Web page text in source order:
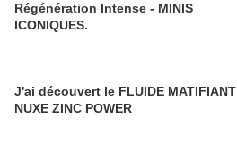
Régénération Intense - MINIS
ICONIQUES.
J'ai découvert le FLUIDE MATIFIANT
NUXE ZINC POWER